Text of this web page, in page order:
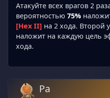
Атакуйте всех врагов 2
вероятностью 75%
[Hex II] на 2 хода. Второй
наложит на каждую цель
хода.
Ра